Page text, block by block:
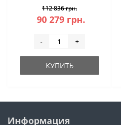
112 836 грн.
90 279 грн.
- +
КУПИТЬ
Информация